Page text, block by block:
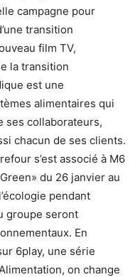
campagne pour
transition
film TV,
la transition
est une
alimentaires qui
ses collaborateurs,
chacun de ses clients.
s’est associé à M6
du 26 janvier au
pendant
groupe seront
En
6play, une série
on change